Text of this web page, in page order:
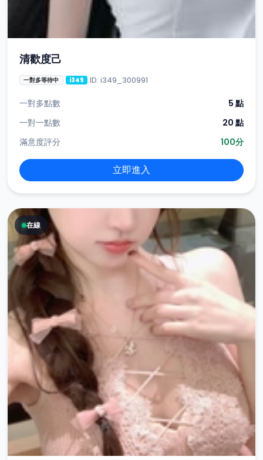
清歡度己
一對多等待中 i349 ID: i349_300991
一對多點數
5 點
一對一點數
20 點
滿意度評分
100分
立即進入
在線